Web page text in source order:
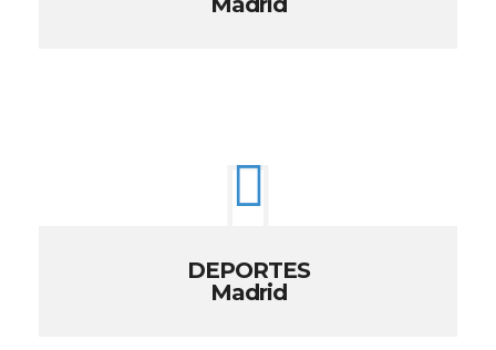
DEPORTES
Madrid